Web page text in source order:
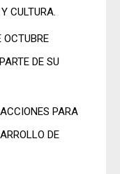
CULTURA.
OCTUBRE
DE SU
PARA
DE